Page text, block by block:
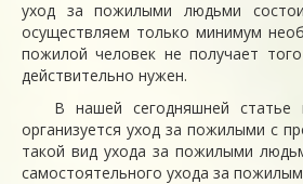
уход за пожилыми людьми
осуществляем только минимум
пожилой человек не получает
действительно нужен.
В нашей сегодняшней
организуется уход за пожилыми с
такой вид ухода за пожилыми
самостоятельного ухода за